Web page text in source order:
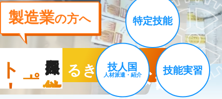
製造業の方へ
長
期
的
な定
が
期
待で
きる
外国人採用を
徹底サ
ポ ー
ト
！
特定技能
技人国
人材派遣・紹介 技能実習